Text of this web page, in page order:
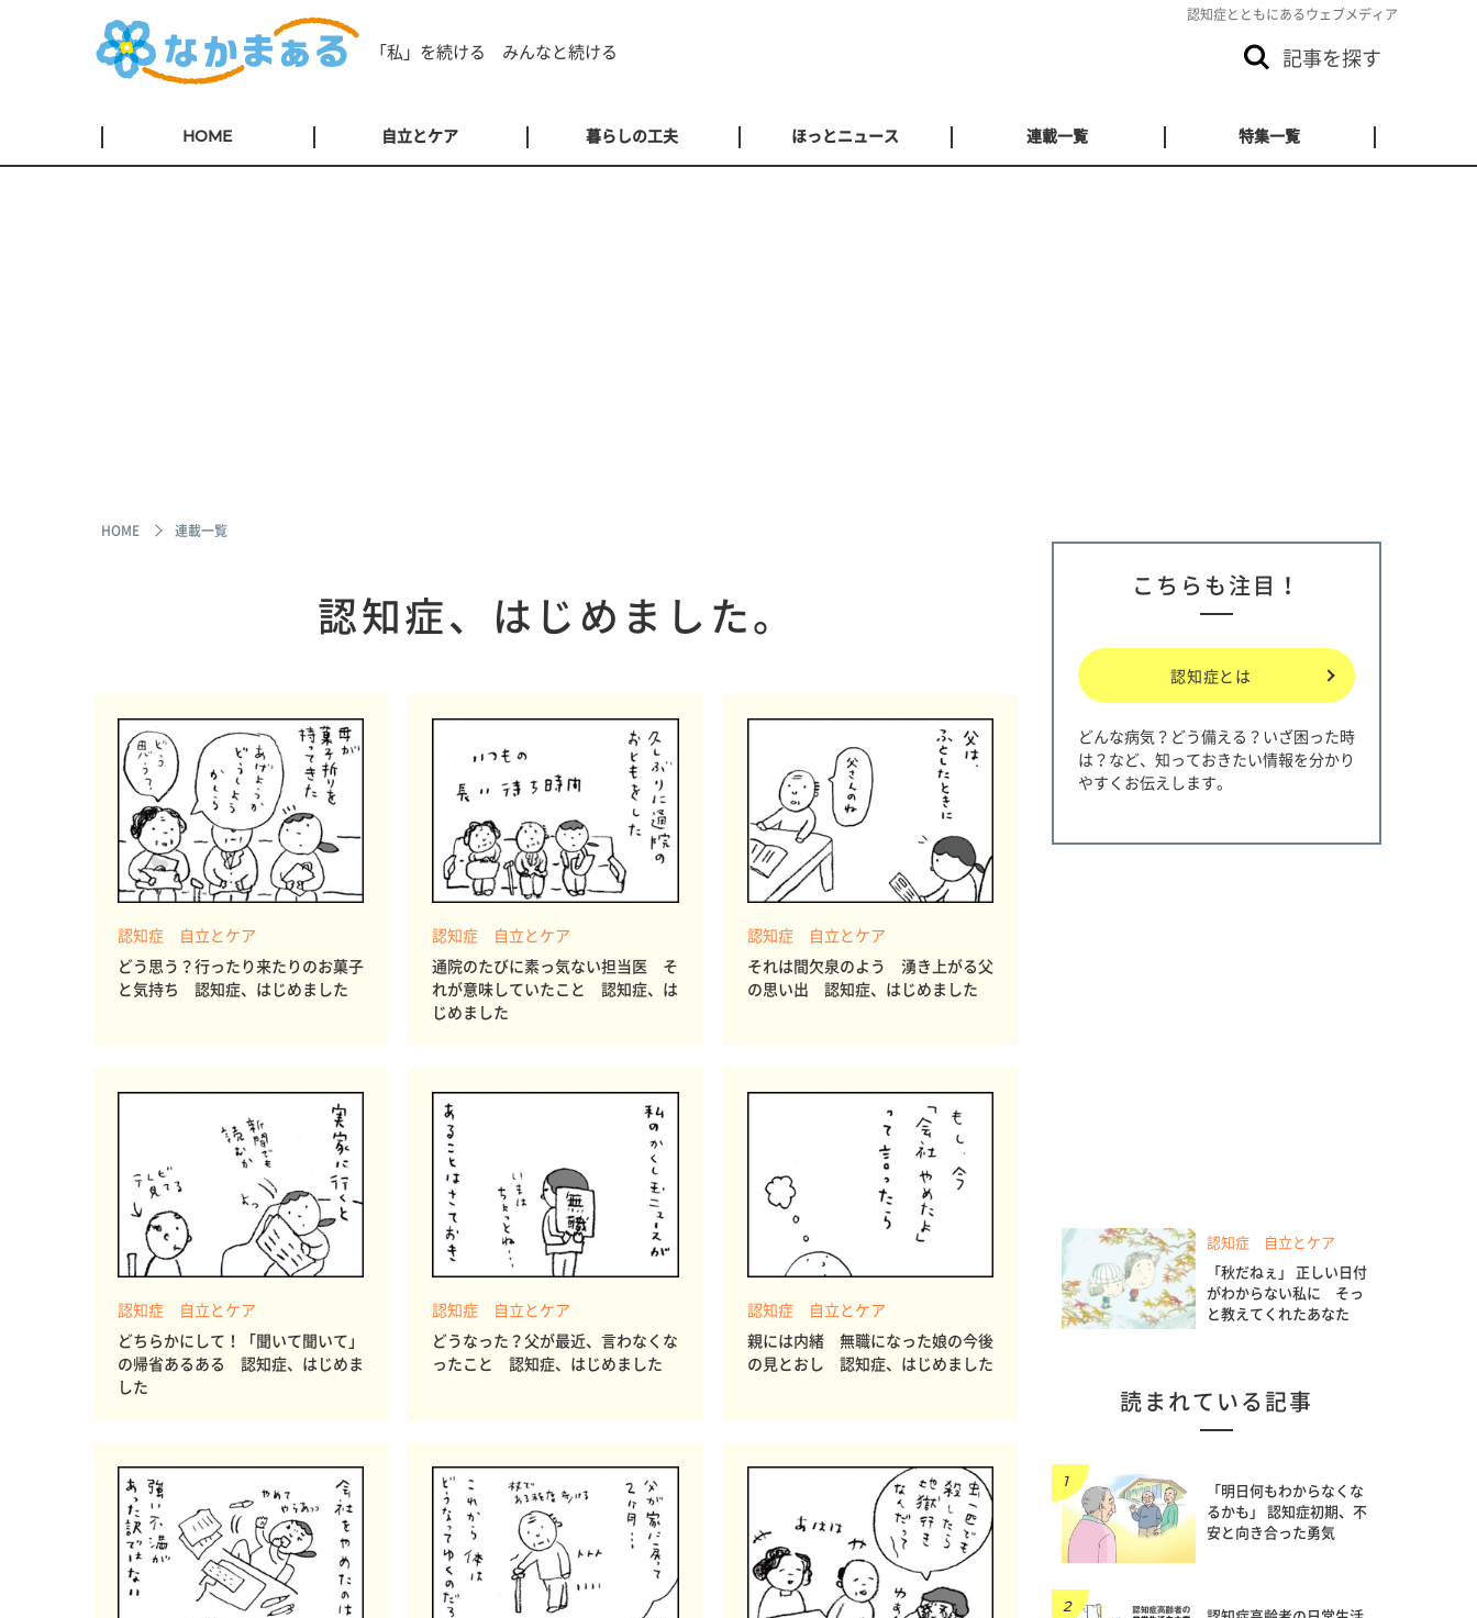
認知症とともにあるウェブメディア
「私」を続ける みんなと続ける 記事を探す
HOME 自立とケア 暮らしの工夫 ほっとニュース 連載一覧 特集一覧
HOME 連載一覧
認知症、はじめました。
認知症 自立とケア
どう思う？行ったり来たりのお菓子
と気持ち 認知症、はじめました
認知症 自立とケア
通院のたびに素っ気ない担当医 そ
れが意味していたこと 認知症、は
じめました
認知症 自立とケア
それは間欠泉のよう 湧き上がる父
の思い出 認知症、はじめました
認知症 自立とケア
どちらかにして！「聞いて聞いて」
の帰省あるある 認知症、はじめま
した
認知症 自立とケア
どうなった？父が最近、言わなくな
ったこと 認知症、はじめました
認知症 自立とケア
親には内緒 無職になった娘の今後
の見とおし 認知症、はじめました
こちらも注目！
認知症とは
どんな病気？どう備える？いざ困った時
は？など、知っておきたい情報を分かり
やすくお伝えします。
認知症 自立とケア
「秋だねぇ」 正しい日付
がわからない私に そっ
と教えてくれたあなた
読まれている記事
「明日何もわからなくな
るかも」 認知症初期、不
安と向き合った勇気